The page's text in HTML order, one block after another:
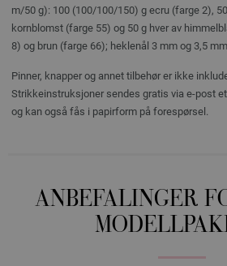
m/50 g): 100 (100/100/150) g ecru (farge 2),
kornblomst (farge 55) og 50 g hver av
8) og brun (farge 66); heklenål 3 mm og 3,5
Pinner, knapper og annet tilbehør er ikke
Strikkeinstruksjoner sendes gratis via e-post
og kan også fås i papirform på forespørsel.
ANBEFALINGER